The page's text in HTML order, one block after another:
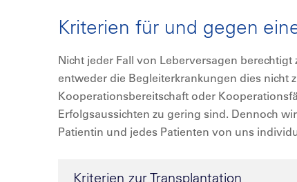
Kriterien für und gegen
Nicht jeder Fall von Leberversagen
entweder die Begleiterkrankungen dies nicht
Kooperationsbereitschaft oder
Erfolgsaussichten zu gering sind. Dennoch
Patientin und jedes Patienten von uns
Kriterien zur Transplantation